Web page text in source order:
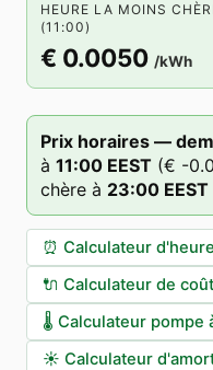
HEURE LA MOINS
(11:00)
€ 0.0050 /kWh
Prix horaires —
à 11:00 EEST (€ -
chère à 23:00 EEST
⏰ Calculateur
🔌 Calculateur de
🌡️ Calculateur pompe
☀️ Calculateur